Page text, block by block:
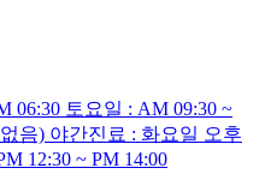
06:30 토요일 : AM 09:30 ~
음) 야간진료 : 화요일 오후
12:30 ~ PM 14:00